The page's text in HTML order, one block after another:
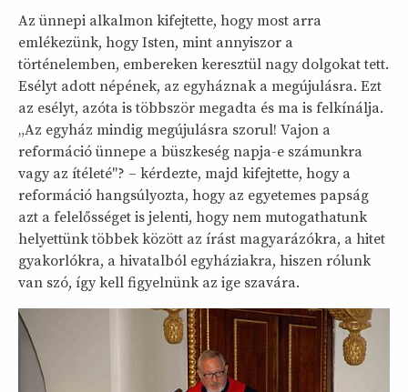
Az ünnepi alkalmon kifejtette, hogy most arra
emlékezünk, hogy Isten, mint annyiszor a
történelemben, embereken keresztül nagy dolgokat tett.
Esélyt adott népének, az egyháznak a megújulásra. Ezt
az esélyt, azóta is többször megadta és ma is felkínálja.
„Az egyház mindig megújulásra szorul! Vajon a
reformáció ünnepe a büszkeség napja-e számunkra
vagy az ítéleté"? – kérdezte, majd kifejtette, hogy a
reformáció hangsúlyozta, hogy az egyetemes papság
azt a felelősséget is jelenti, hogy nem mutogathatunk
helyettünk többek között az írást magyarázókra, a hitet
gyakorlókra, a hivatalból egyháziakra, hiszen rólunk
van szó, így kell figyelnünk az ige szavára.